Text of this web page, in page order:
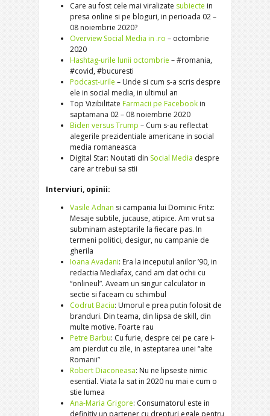
Care au fost cele mai viralizate subiecte in
presa online si pe bloguri, in perioada 02 –
08 noiembrie 2020?
Overview Social Media in .ro – octombrie
2020
Hashtag-urile lunii octombrie – #romania,
#covid, #bucuresti
Podcast-urile – Unde si cum s-a scris despre
ele in social media, in ultimul an
Top Vizibilitate Farmacii pe Facebook in
saptamana 02 – 08 noiembrie 2020
Biden versus Trump – Cum s-au reflectat
alegerile prezidentiale americane in social
media romaneasca
Digital Star: Noutati din Social Media despre
care ar trebui sa stii
Interviuri, opinii:
Vasile Adnan si campania lui Dominic Fritz:
Mesaje subtile, jucause, atipice. Am vrut sa
subminam asteptarile la fiecare pas. In
termeni politici, desigur, nu campanie de
gherila
Ioana Avadani: Era la inceputul anilor ’90, in
redactia Mediafax, cand am dat ochii cu
“onlineul”. Aveam un singur calculator in
sectie si faceam cu schimbul
Codrut Baciu: Umorul e prea putin folosit de
branduri. Din teama, din lipsa de skill, din
multe motive. Foarte rau
Petre Barbu: Cu furie, despre cei pe care i-
am pierdut cu zile, in asteptarea unei “alte
Romanii”
Robert Diaconeasa: Nu ne lipseste nimic
esential. Viata la sat in 2020 nu mai e cum o
stie lumea
Ana-Maria Grigore: Consumatorul este in
definitiv un partener cu drepturi egale pentru